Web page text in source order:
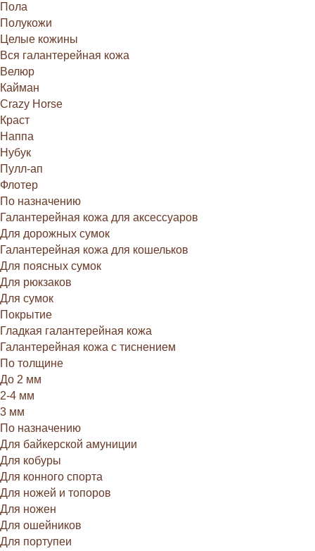
Пола
Полукожи
Целые кожины
Вся галантерейная кожа
Велюр
Кайман
Crazy Horse
Краст
Наппа
Нубук
Пулл-ап
Флотер
По назначению
Галантерейная кожа для аксессуаров
Для дорожных сумок
Галантерейная кожа для кошельков
Для поясных сумок
Для рюкзаков
Для сумок
Покрытие
Гладкая галантерейная кожа
Галантерейная кожа с тиснением
По толщине
До 2 мм
2-4 мм
3 мм
По назначению
Для байкерской амуниции
Для кобуры
Для конного спорта
Для ножей и топоров
Для ножен
Для ошейников
Для портупеи